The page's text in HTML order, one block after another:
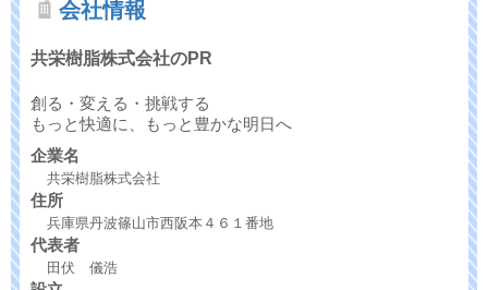
会社情報
共栄樹脂株式会社のPR
創る・変える・挑戦する
もっと快適に、もっと豊かな明日へ
企業名
共栄樹脂株式会社
住所
兵庫県丹波篠山市西阪本４６１番地
代表者
田伏 儀浩